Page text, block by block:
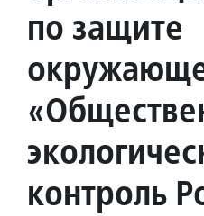
по защите
контроль